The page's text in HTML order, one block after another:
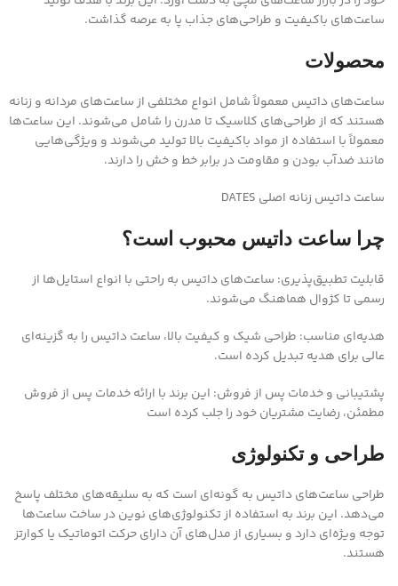
ساعت‌های باکیفیت و طراحی‌های جذاب پا به عرصه گذاشت.
محصولات
ساعت‌های داتیس معمولاً شامل انواع مختلفی از ساعت‌های مردانه و زنانه
هستند که از طراحی‌های کلاسیک تا مدرن را شامل می‌شوند. این ساعت‌ها
معمولاً با استفاده از مواد باکیفیت بالا تولید می‌شوند و ویژگی‌هایی
مانند ضدآب بودن و مقاومت در برابر خط و خش را دارند.
ساعت داتیس زنانه اصلی DATES
چرا ساعت داتیس محبوب است؟
قابلیت تطبیق‌پذیری: ساعت‌های داتیس به راحتی با انواع استایل‌ها از
رسمی تا کژوال هماهنگ می‌شوند.
هدیه‌ای مناسب: طراحی شیک و کیفیت بالا، ساعت داتیس را به گزینه‌ای
عالی برای هدیه تبدیل کرده است.
پشتیبانی و خدمات پس از فروش: این برند با ارائه خدمات پس از فروش
مطمئن، رضایت مشتریان خود را جلب کرده است
طراحی و تکنولوژی
طراحی ساعت‌های داتیس به گونه‌ای است که به سلیقه‌های مختلف پاسخ
می‌دهد. این برند به استفاده از تکنولوژی‌های نوین در ساخت ساعت‌ها
توجه ویژه‌ای دارد و بسیاری از مدل‌های آن دارای حرکت اتوماتیک یا کوارتز
هستند.